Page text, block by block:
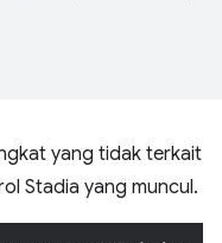
yang tidak terkait
Stadia yang muncul.